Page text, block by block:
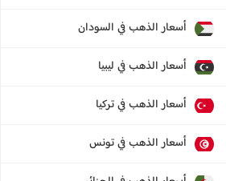
أسعار الذهب في السودان
أسعار الذهب في ليبيا
أسعار الذهب في تركيا
أسعار الذهب في تونس